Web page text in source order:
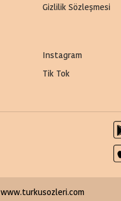
Gizlilik Sözleşmesi
Instagram
Tik Tok
www.turkusozleri.com